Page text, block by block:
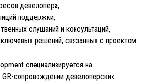
девелопера,
поддержки,
слушаний и консультаций,
ключевых решений, связанных с проектом.
специализируется на
сопровождении девелоперских